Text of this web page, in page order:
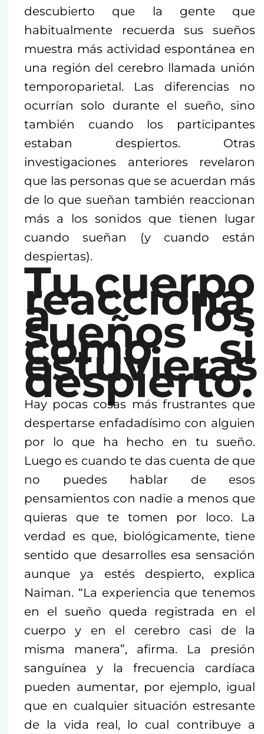
descubierto que la gente que
habitualmente recuerda sus sueños
muestra más actividad espontánea en
una región del cerebro llamada unión
temporoparietal. Las diferencias no
ocurrían solo durante el sueño, sino
también cuando los participantes
estaban despiertos. Otras
investigaciones anteriores revelaron
que las personas que se acuerdan más
de lo que sueñan también reaccionan
más a los sonidos que tienen lugar
cuando sueñan (y cuando están
despiertas).
Tu cuerpo
reacciona
a los
sueños
como si
estuvieras
despierto.
Hay pocas cosas más frustrantes que
despertarse enfadadísimo con alguien
por lo que ha hecho en tu sueño.
Luego es cuando te das cuenta de que
no puedes hablar de esos
pensamientos con nadie a menos que
quieras que te tomen por loco. La
verdad es que, biológicamente, tiene
sentido que desarrolles esa sensación
aunque ya estés despierto, explica
Naiman. “La experiencia que tenemos
en el sueño queda registrada en el
cuerpo y en el cerebro casi de la
misma manera”, afirma. La presión
sanguínea y la frecuencia cardíaca
pueden aumentar, por ejemplo, igual
que en cualquier situación estresante
de la vida real, lo cual contribuye a